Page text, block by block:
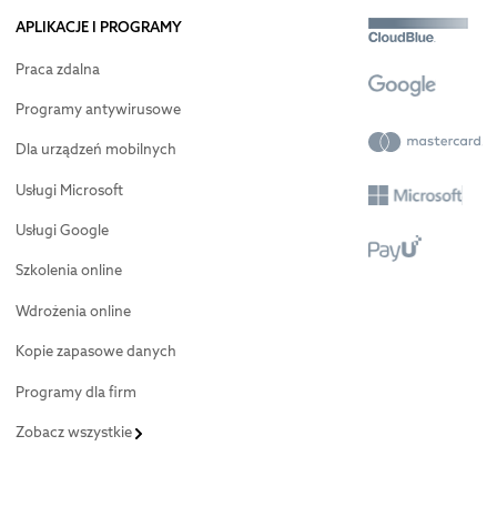
APLIKACJE I PROGRAMY
Praca zdalna
Programy antywirusowe
Dla urządzeń mobilnych
Usługi Microsoft
Usługi Google
Szkolenia online
Wdrożenia online
Kopie zapasowe danych
Programy dla firm
Zobacz wszystkie